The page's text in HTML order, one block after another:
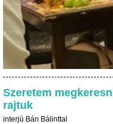
Szeretem
rajtuk
interjú Bán Bálinttal